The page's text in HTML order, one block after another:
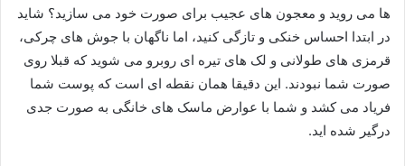
ها می روید و معجون های عجیب برای صورت خود می سازید؟ شاید
در ابتدا احساس خنکی و تازگی کنید، اما ناگهان با جوش های چرکی،
قرمزی های طولانی و لک های تیره ای روبرو می شوید که قبلا روی
صورت شما نبودند. این دقیقا همان نقطه ای است که پوست شما
فریاد می کشد و شما با عوارض ماسک های خانگی به صورت جدی
درگیر شده اید.